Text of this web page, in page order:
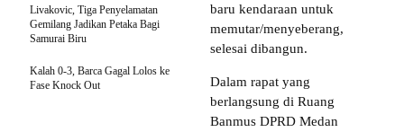
baru kendaraan untuk
memutar/menyeberang,
selesai dibangun.
Dalam rapat yang
berlangsung di Ruang
Banmus DPRD Medan
Livakovic, Tiga Penyelamatan
Gemilang Jadikan Petaka Bagi
Samurai Biru
Kalah 0-3, Barca Gagal Lolos ke
Fase Knock Out